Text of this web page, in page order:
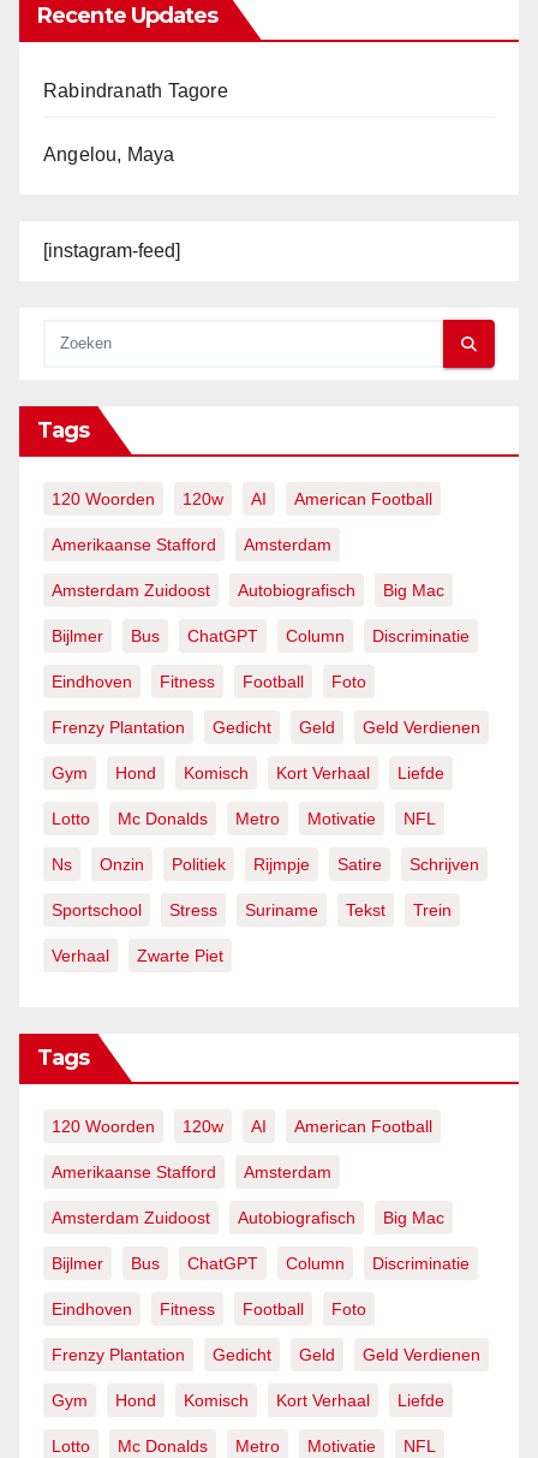
Recente Updates
Rabindranath Tagore
Angelou, Maya
[instagram-feed]
Tags
120 Woorden 120w AI American Football
Amerikaanse Stafford Amsterdam
Amsterdam Zuidoost Autobiografisch Big Mac
Bijlmer Bus ChatGPT Column Discriminatie
Eindhoven Fitness Football Foto
Frenzy Plantation Gedicht Geld Geld Verdienen
Gym Hond Komisch Kort Verhaal Liefde
Lotto Mc Donalds Metro Motivatie NFL
Ns Onzin Politiek Rijmpje Satire Schrijven
Sportschool Stress Suriname Tekst Trein
Verhaal Zwarte Piet
Tags
120 Woorden 120w AI American Football
Amerikaanse Stafford Amsterdam
Amsterdam Zuidoost Autobiografisch Big Mac
Bijlmer Bus ChatGPT Column Discriminatie
Eindhoven Fitness Football Foto
Frenzy Plantation Gedicht Geld Geld Verdienen
Gym Hond Komisch Kort Verhaal Liefde
Lotto Mc Donalds Metro Motivatie NFL